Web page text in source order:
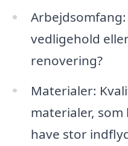
vedligehold
renovering?
Materialer:
materialer,
have stor